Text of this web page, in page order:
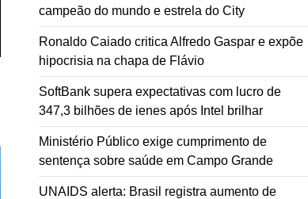
campeão do mundo e estrela do City
Ronaldo Caiado critica Alfredo Gaspar e expõe
hipocrisia na chapa de Flávio
SoftBank supera expectativas com lucro de
347,3 bilhões de ienes após Intel brilhar
Ministério Público exige cumprimento de
sentença sobre saúde em Campo Grande
UNAIDS alerta: Brasil registra aumento de